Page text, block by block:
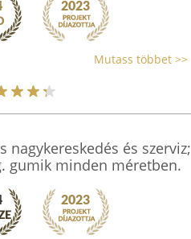
Mutass többet >>
nagykereskedés és szerviz;
gumik minden méretben.